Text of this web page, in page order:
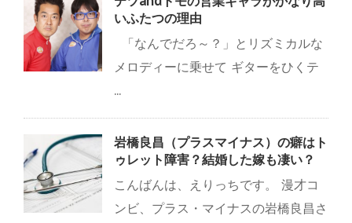
いふたつの理由
「なんでだろ～？」とリズミカルな
メロディーに乗せて ギターをひくテ
...
岩橋良昌（プラスマイナス）の癖はト
ゥレット障害？結婚した嫁も凄い？
こんばんは、えりっちです。 漫才コ
ンビ、プラス・マイナスの岩橋良昌さ